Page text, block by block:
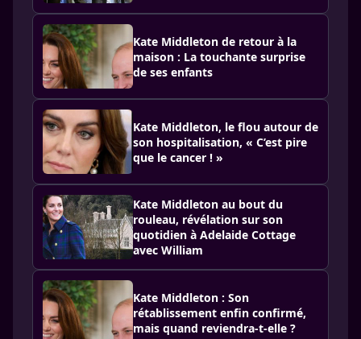
Kate Middleton de retour à la
maison : La touchante surprise
de ses enfants
Kate Middleton, le flou autour de
son hospitalisation, « C’est pire
que le cancer ! »
Kate Middleton au bout du
rouleau, révélation sur son
quotidien à Adelaide Cottage
avec William
Kate Middleton : Son
rétablissement enfin confirmé,
mais quand reviendra-t-elle ?